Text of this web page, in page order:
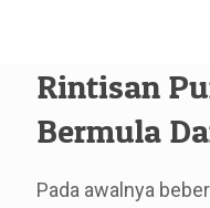
Rintisan
Bermula
Pada awalnya